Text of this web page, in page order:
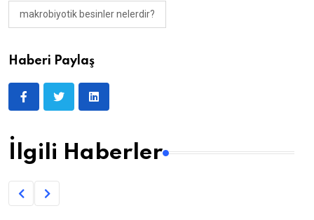
makrobiyotik besinler nelerdir?
Haberi Paylaş
İlgili Haberler